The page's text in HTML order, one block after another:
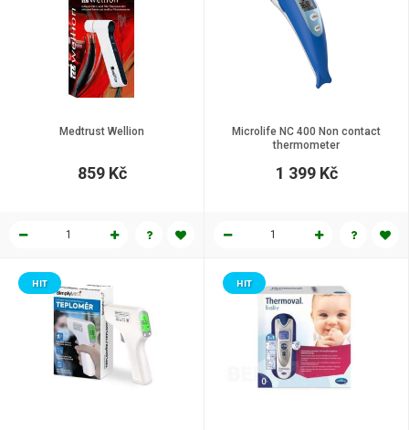
Medtrust Wellion
859 Kč
Microlife NC 400 Non contact
thermometer
1 399 Kč
HIT HIT